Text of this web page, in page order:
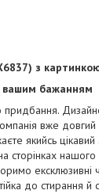
з
вашим бажанням
вже довгий
якийсь
сторінках
ексклюзивні
до стирання